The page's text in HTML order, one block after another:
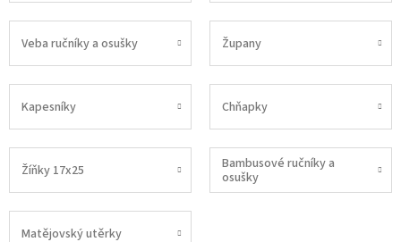
Veba ručníky a osušky Župany
Kapesníky Chňapky
Žíňky 17x25
Bambusové ručníky a
osušky
Matějovský utěrky